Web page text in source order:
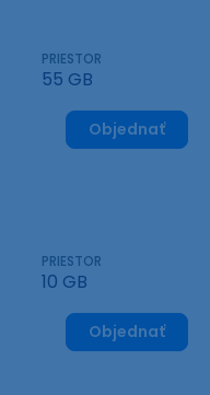
PRIESTOR
55 GB
Objednať
PRIESTOR
10 GB
Objednať